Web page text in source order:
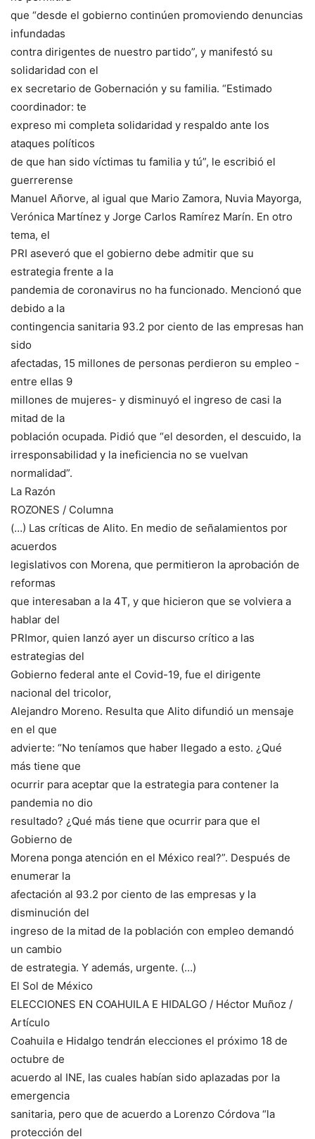
que “desde el gobierno continúen promoviendo denuncias
infundadas
contra dirigentes de nuestro partido”, y manifestó su
solidaridad con el
ex secretario de Gobernación y su familia. “Estimado
coordinador: te
expreso mi completa solidaridad y respaldo ante los
ataques políticos
de que han sido víctimas tu familia y tú”, le escribió el
guerrerense
Manuel Añorve, al igual que Mario Zamora, Nuvia Mayorga,
Verónica Martínez y Jorge Carlos Ramírez Marín. En otro
tema, el
PRI aseveró que el gobierno debe admitir que su
estrategia frente a la
pandemia de coronavirus no ha funcionado. Mencionó que
debido a la
contingencia sanitaria 93.2 por ciento de las empresas han
sido
afectadas, 15 millones de personas perdieron su empleo -
entre ellas 9
millones de mujeres- y disminuyó el ingreso de casi la
mitad de la
población ocupada. Pidió que “el desorden, el descuido, la
irresponsabilidad y la ineficiencia no se vuelvan
normalidad”.
La Razón
ROZONES / Columna
(…) Las críticas de Alito. En medio de señalamientos por
acuerdos
legislativos con Morena, que permitieron la aprobación de
reformas
que interesaban a la 4T, y que hicieron que se volviera a
hablar del
PRImor, quien lanzó ayer un discurso crítico a las
estrategias del
Gobierno federal ante el Covid-19, fue el dirigente
nacional del tricolor,
Alejandro Moreno. Resulta que Alito difundió un mensaje
en el que
advierte: “No teníamos que haber llegado a esto. ¿Qué
más tiene que
ocurrir para aceptar que la estrategia para contener la
pandemia no dio
resultado? ¿Qué más tiene que ocurrir para que el
Gobierno de
Morena ponga atención en el México real?”. Después de
enumerar la
afectación al 93.2 por ciento de las empresas y la
disminución del
ingreso de la mitad de la población con empleo demandó
un cambio
de estrategia. Y además, urgente. (…)
El Sol de México
ELECCIONES EN COAHUILA E HIDALGO / Héctor Muñoz /
Artículo
Coahuila e Hidalgo tendrán elecciones el próximo 18 de
octubre de
acuerdo al INE, las cuales habían sido aplazadas por la
emergencia
sanitaria, pero que de acuerdo a Lorenzo Córdova “la
protección del